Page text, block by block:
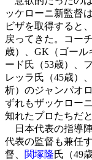
ッケローニ新監督
ビザを取得すると
戻ってきた。コー
歳）、GK（ゴール
ード氏（53歳）、
レッラ氏（45歳）
析）のジャンパオ
ずれもザッケロー
知れたプロたちだと
日本代表の指導
代表の監督も兼任
督、 関塚隆氏（49